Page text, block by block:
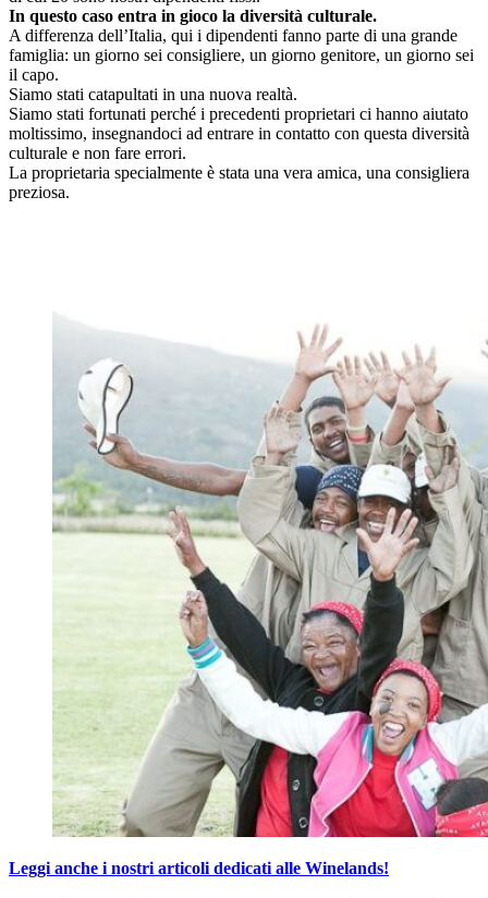
In questo caso entra in gioco la diversità culturale.
A differenza dell’Italia, qui i dipendenti fanno parte di una grande
famiglia: un giorno sei consigliere, un giorno genitore, un giorno sei
il capo.
Siamo stati catapultati in una nuova realtà.
Siamo stati fortunati perché i precedenti proprietari ci hanno aiutato
moltissimo, insegnandoci ad entrare in contatto con questa diversità
culturale e non fare errori.
La proprietaria specialmente è stata una vera amica, una consigliera
preziosa.
Leggi anche i nostri articoli dedicati alle Winelands!